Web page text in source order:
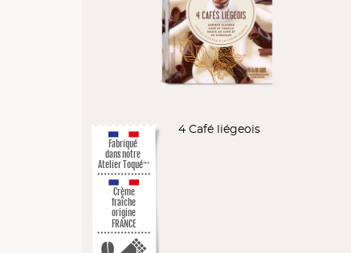
Fabriqué
dans notre
Atelier Toqué™*
Crème
fraîche
origine
FRANCE
4 Café liégeois